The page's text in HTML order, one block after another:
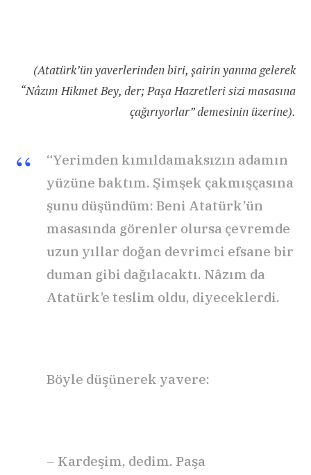
(Atatürk’ün yaverlerinden biri, şairin yanına gelerek
“Nâzım Hikmet Bey, der; Paşa Hazretleri sizi masasına
çağırıyorlar” demesinin üzerine).
“Yerimden kımıldamaksızın adamın
yüzüne baktım. Şimşek çakmışçasına
şunu düşündüm: Beni Atatürk’ün
masasında görenler olursa çevremde
uzun yıllar doğan devrimci efsane bir
duman gibi dağılacaktı. Nâzım da
Atatürk’e teslim oldu, diyeceklerdi.
Böyle düşünerek yavere:
– Kardeşim, dedim. Paşa